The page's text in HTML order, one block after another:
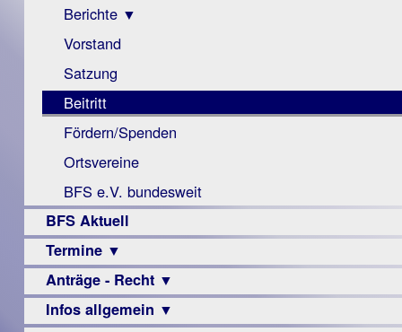
Visus
Zeitschrift
Monokular
Mac
Instagram-
Links
Berichte ▼
Archiv
Berichte
Vorstand
Satzung
Beitritt
Fördern/Spenden
Ortsvereine
BFS e.V. bundesweit
BFS Aktuell
Termine ▼
Veranstaltungsprogramme
Anträge - Recht ▼
Archiv
Infos allgemein ▼